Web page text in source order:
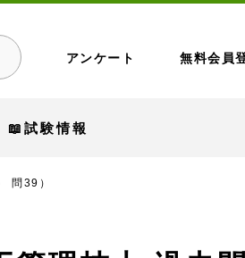
アンケート 無料会員
📖試験情報
問39）